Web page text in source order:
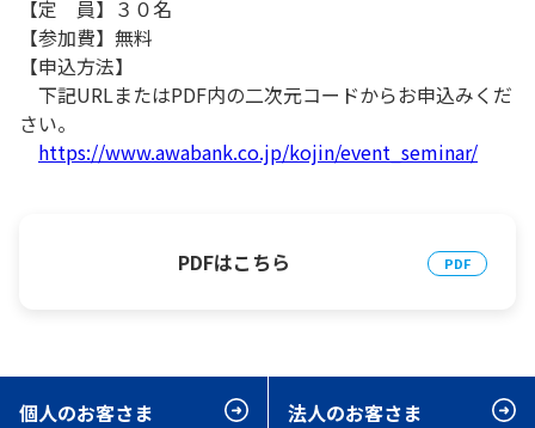
【定 員】３０名
【参加費】無料
【申込方法】
下記URLまたはPDF内の二次元コードからお申込みくだ
さい。
https://www.awabank.co.jp/kojin/event_seminar/
PDFはこちら
個人のお客さま 法人のお客さま